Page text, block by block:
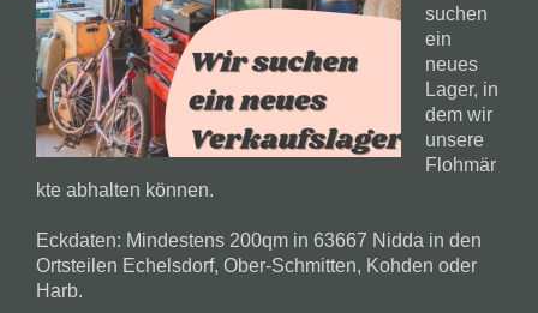
suchen
ein
neues
Lager, in
dem wir
unsere
Flohmär
kte abhalten können.
Eckdaten: Mindestens 200qm in 63667 Nidda in den
Ortsteilen Echelsdorf, Ober-Schmitten, Kohden oder
Harb.